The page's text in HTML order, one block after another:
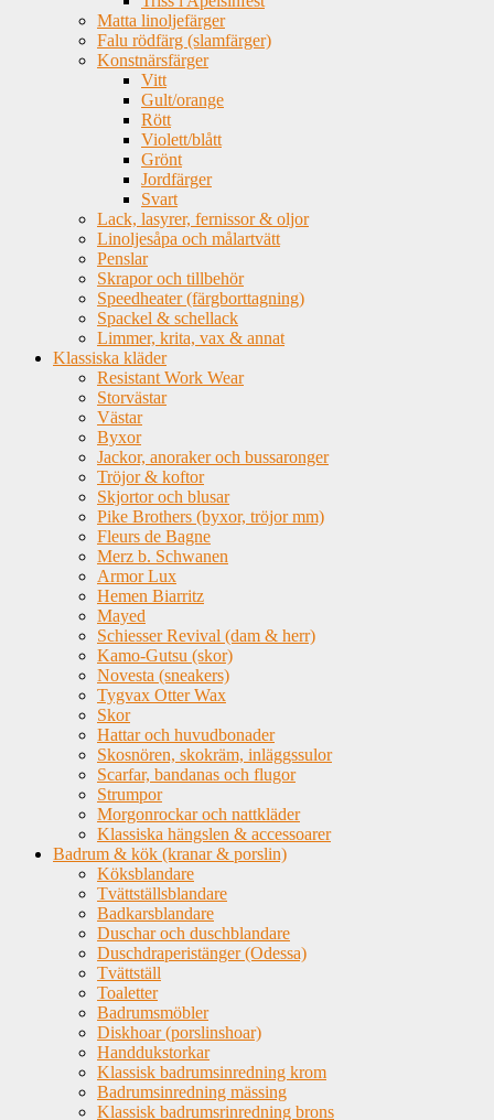
Matta linoljefärger
Falu rödfärg (slamfärger)
Konstnärsfärger
Vitt
Gult/orange
Rött
Violett/blått
Grönt
Jordfärger
Svart
Lack, lasyrer, fernissor & oljor
Linoljesåpa och målartvätt
Penslar
Skrapor och tillbehör
Speedheater (färgborttagning)
Spackel & schellack
Limmer, krita, vax & annat
Klassiska kläder
Resistant Work Wear
Storvästar
Västar
Byxor
Jackor, anoraker och bussaronger
Tröjor & koftor
Skjortor och blusar
Pike Brothers (byxor, tröjor mm)
Fleurs de Bagne
Merz b. Schwanen
Armor Lux
Hemen Biarritz
Mayed
Schiesser Revival (dam & herr)
Kamo-Gutsu (skor)
Novesta (sneakers)
Tygvax Otter Wax
Skor
Hattar och huvudbonader
Skosnören, skokräm, inläggssulor
Scarfar, bandanas och flugor
Strumpor
Morgonrockar och nattkläder
Klassiska hängslen & accessoarer
Badrum & kök (kranar & porslin)
Köksblandare
Tvättställsblandare
Badkarsblandare
Duschar och duschblandare
Duschdraperistänger (Odessa)
Tvättställ
Toaletter
Badrumsmöbler
Diskhoar (porslinshoar)
Handdukstorkar
Klassisk badrumsinredning krom
Badrumsinredning mässing
Klassisk badrumsrinredning brons